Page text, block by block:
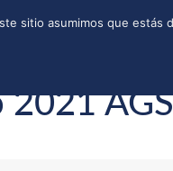
2021
sitio asumimos que